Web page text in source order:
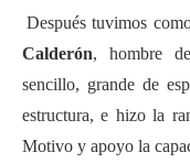
Después tuvimos
Calderón, hombre
sencillo, grande de
estructura, e hizo la
Motivo y apoyo la